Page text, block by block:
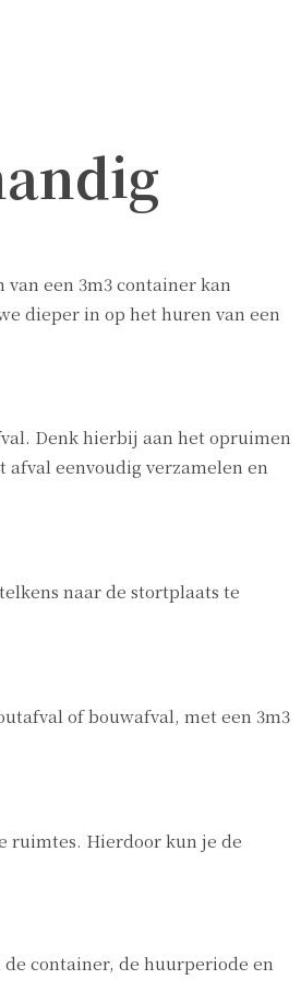
een 3m3 container kan
dieper in op het huren van een
Denk hierbij aan het opruimen
eenvoudig verzamelen en
naar de stortplaats te
of bouwafval, met een 3m3
ruimtes. Hierdoor kun je de
container, de huurperiode en